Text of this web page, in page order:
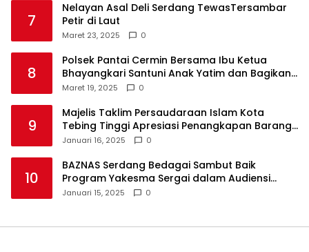
7
Nelayan Asal Deli Serdang TewasTersambar
Petir di Laut
Maret 23, 2025 0
8
Polsek Pantai Cermin Bersama Ibu Ketua
Bhayangkari Santuni Anak Yatim dan Bagikan
Takjil
Maret 19, 2025 0
9
Majelis Taklim Persaudaraan Islam Kota
Tebing Tinggi Apresiasi Penangkapan Barang
Haram
Januari 16, 2025 0
10
BAZNAS Serdang Bedagai Sambut Baik
Program Yakesma Sergai dalam Audiensi
Perkenalan Pengurus Baru
Januari 15, 2025 0